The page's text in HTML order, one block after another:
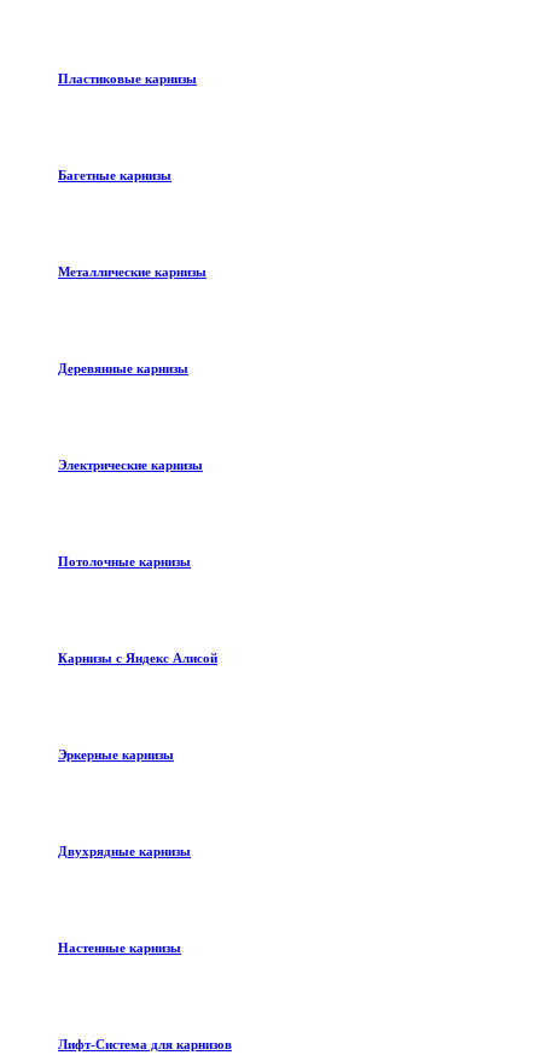
Пластиковые карнизы
Багетные карнизы
Металлические карнизы
Деревянные карнизы
Электрические карнизы
Потолочные карнизы
Карнизы с Яндекс Алисой
Эркерные карнизы
Двухрядные карнизы
Настенные карнизы
Лифт-Система для карнизов